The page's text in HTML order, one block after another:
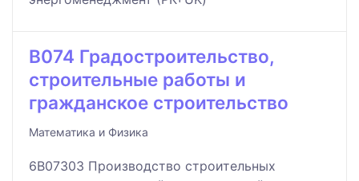
B074 Градостроительство,
строительные работы и
гражданское строительство
Математика и Физика
6B07303 Производство строительных